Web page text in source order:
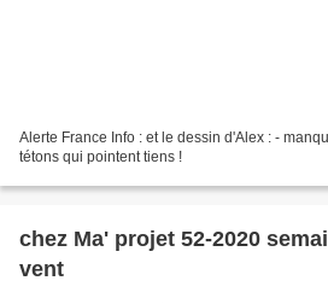
Alerte France Info : et le dessin d'Alex : -
tétons qui pointent tiens !
chez Ma' projet 52-2020
vent